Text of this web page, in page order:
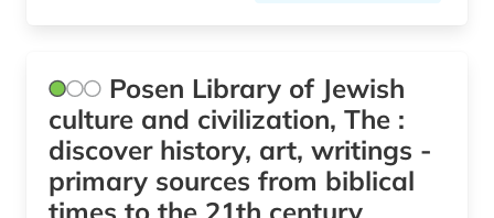
Posen Library of Jewish
culture and civilization, The :
discover history, art, writings -
primary sources from biblical